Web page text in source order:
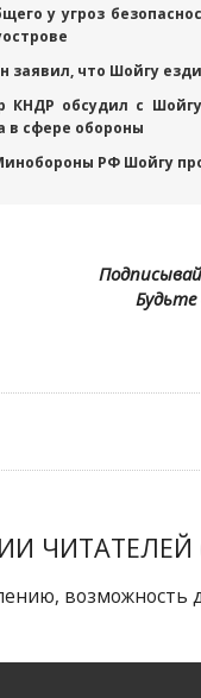
у угроз
заявил, что Шойгу
КНДР обсудил с Шойгу
в сфере обороны
РФ Шойгу
Будьте
ЧИТАТЕЛЕЙ
возможность